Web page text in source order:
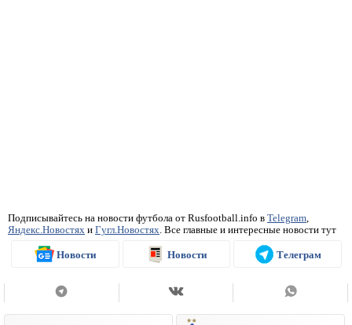
Подписывайтесь на новости футбола от Rusfootball.info в Telegram
Яндекс.Новостях и Гугл.Новостях . Все главные и интересные новости тут
Новости Новости Телеграм